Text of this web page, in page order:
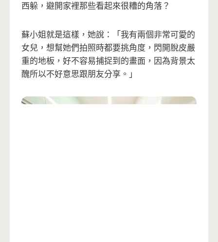
西躲，避開家裡那些看起來很糟的角落？
蘇小姐就是這樣，她說：「我有兩個非常可愛的
女兒，想幫她們拍照時都要挑角度，閃開脫皮嚴
重的地板，好不容易捕捉到的畫面，因為背景太
醜所以不好意思跟朋友分享。」